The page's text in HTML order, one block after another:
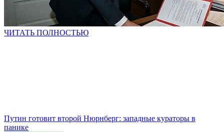
ЧИТАТЬ ПОЛНОСТЬЮ
Путин готовит второй Нюрнберг: западные кураторы в
панике